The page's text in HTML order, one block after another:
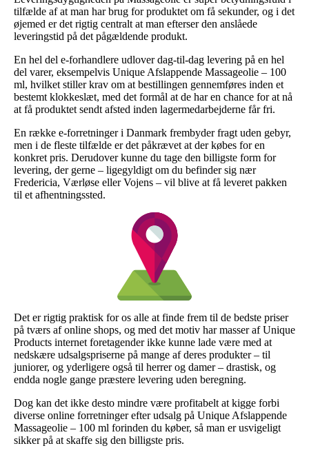
tilfælde af at man har brug for produktet om få sekunder, og i det
øjemed er det rigtig centralt at man efterser den anslåede
leveringstid på det pågældende produkt.
En hel del e-forhandlere udlover dag-til-dag levering på en hel
del varer, eksempelvis Unique Afslappende Massageolie – 100
ml, hvilket stiller krav om at bestillingen gennemføres inden et
bestemt klokkeslæt, med det formål at de har en chance for at nå
at få produktet sendt afsted inden lagermedarbejderne får fri.
En række e-forretninger i Danmark frembyder fragt uden gebyr,
men i de fleste tilfælde er det påkrævet at der købes for en
konkret pris. Derudover kunne du tage den billigste form for
levering, der gerne – ligegyldigt om du befinder sig nær
Fredericia, Værløse eller Vojens – vil blive at få leveret pakken
til et afhentningssted.
Det er rigtig praktisk for os alle at finde frem til de bedste priser
på tværs af online shops, og med det motiv har masser af Unique
Products internet foretagender ikke kunne lade være med at
nedskære udsalgspriserne på mange af deres produkter – til
juniorer, og yderligere også til herrer og damer – drastisk, og
endda nogle gange præstere levering uden beregning.
Dog kan det ikke desto mindre være profitabelt at kigge forbi
diverse online forretninger efter udsalg på Unique Afslappende
Massageolie – 100 ml forinden du køber, så man er usvigeligt
sikker på at skaffe sig den billigste pris.